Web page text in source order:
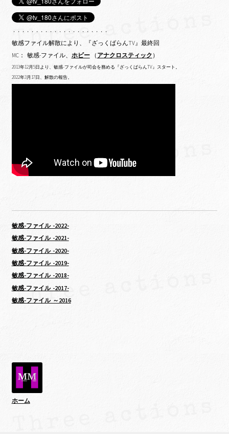
・・・・・・・・・・・・・・・・・・・・・
敏感ファイル解散により、『ざっくばらんTV』最終回
MC： 敏感-ファイル、 ホビー（ アナクロスティック ）
2013年12月5日より、敏感-ファイルが司会を務める『ざっくばらんTV』スタート。
2022年3月17日、解散の報告。
敏感-ファイル -2022-
敏感-ファイル -2021-
敏感-ファイル -2020-
敏感-ファイル -2019-
敏感-ファイル -2018-
敏感-ファイル -2017-
敏感-ファイル ～2016
ホーム